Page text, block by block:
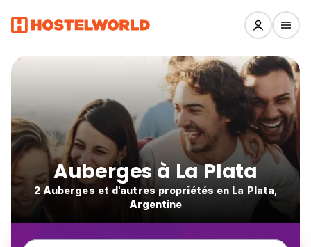
Auberges à La Plata
2 Auberges et d'autres propriétés en La Plata,
Argentine